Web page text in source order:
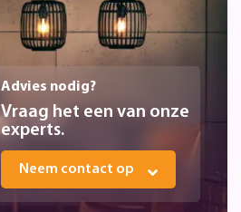
Advies nodig?
Vraag het een van onze
experts.
Neem contact op